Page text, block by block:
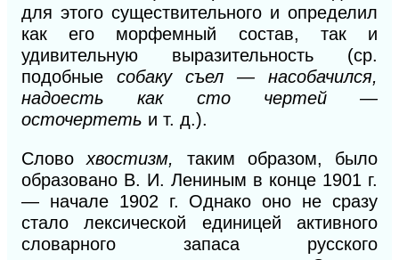
для этого существительного и определил
как его морфемный состав, так и
удивительную выразительность (ср.
подобные собаку съел — насобачился,
надоесть как сто чертей —
осточертеть и т. д.).
Словохвостизм, таким образом, было
образовано В. И. Лениным в конце 1901 г.
— начале 1902 г. Однако оно не сразу
стало лексической единицей активного
словарного запаса русского